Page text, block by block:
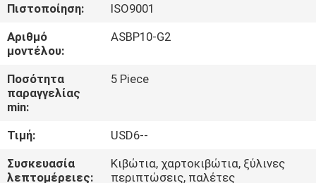
ΓΎΡΟΣ
ΕΡΓΟΣΤΑΣΊΩΝ
ΠΟΙΟΤΙΚΌΣ
ΜΑΣ
Πιστοποίηση:
ISO9001
Αριθμό
μοντέλου:
ASBP10-G2
Ποσότητα
παραγγελίας
min:
5 Piece
Τιμή:
USD6--
Συσκευασία
λεπτομέρειες:
Κιβώτια, χαρτοκιβώτια, ξύλινες
περιπτώσεις, παλέτες